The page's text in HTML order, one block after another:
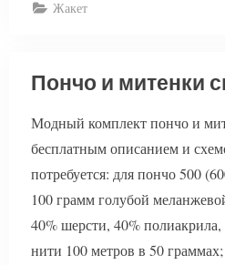
Жакет
Пончо и митенки
Модный комплект пончо и
бесплатным описанием и
потребуется: для пончо 500
100 грамм голубой
40% шерсти, 40%
нити 100 метров в 50